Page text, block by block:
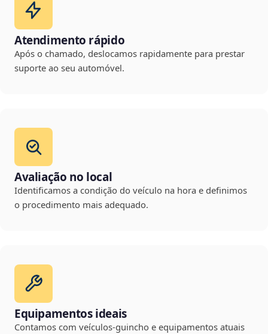
Atendimento rápido
Após o chamado, deslocamos rapidamente para prestar
suporte ao seu automóvel.
Avaliação no local
Identificamos a condição do veículo na hora e definimos
o procedimento mais adequado.
Equipamentos ideais
Contamos com veículos-guincho e equipamentos atuais